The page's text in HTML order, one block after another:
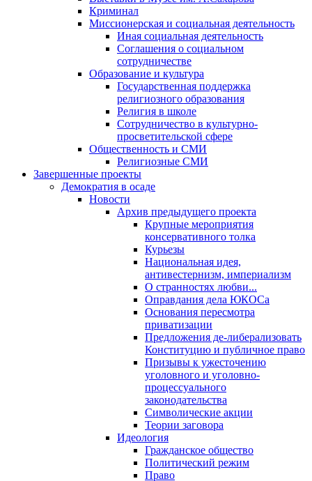
Криминал
Миссионерская и социальная деятельность
Иная социальная деятельность
Соглашения о социальном
сотрудничестве
Образование и культура
Государственная поддержка
религиозного образования
Религия в школе
Сотрудничество в культурно-
просветительской сфере
Общественность и СМИ
Религиозные СМИ
Завершенные проекты
Демократия в осаде
Новости
Архив предыдущего проекта
Крупные мероприятия
консервативного толка
Курьезы
Национальная идея,
антивестернизм, империализм
О странностях любви...
Оправдания дела ЮКОСа
Основания пересмотра
приватизации
Предложения де-либерализовать
Конституцию и публичное право
Призывы к ужесточению
уголовного и уголовно-
процессуального
законодательства
Символические акции
Теории заговора
Идеология
Гражданское общество
Политический режим
Право